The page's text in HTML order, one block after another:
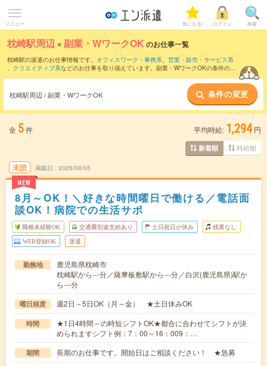
メニュー 気になる! ログイン 検索
枕崎駅周辺 ×副業・WワークOK のお仕事一覧
枕崎駅の派遣のお仕事情報です。 オフィスワーク・事務系、 営業・販売・サービス系
、 クリエイティブ系などのお仕事を取り揃えています。副業・WワークOKの条件の他
枕崎駅周辺 / 副業・WワークOK 条件の変更
全 5件 平均時給: 1,294 円
新着順 時給順
未読
NEW
掲載日 2026/08/05
8月～OK！＼好きな時間曜日で働ける／電話面
談OK！病院での生活サポ
職種未経験OK 交通費別途支給あり 土日祝日が休み 残業なし
WEB登録OK 派遣
勤務地
鹿児島県枕崎市
枕崎駅から---分／薩摩板敷駅から---分／白沢(鹿児島県)駅か
ら---分
曜日頻度 週2日～5日OK（月～金） ★土日休みOK
時間
★1日4時間～の時短シフトOK★都合に合わせてシフトが決
められますシフト例：7：00～16：009：…
期間 長期のお仕事です。開始日はご相談ください！ ★急募